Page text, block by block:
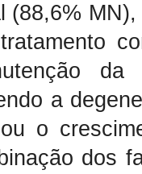
(88,6%
a
o
dos